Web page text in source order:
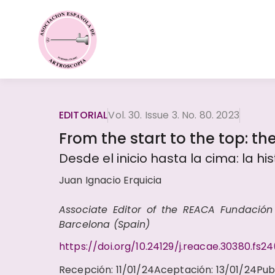
EDITORIALVol. 30. Issue 3. No. 80. 2023
From the start to the top:
Desde el inicio hasta la cima: la
Juan Ignacio Erquicia
Associate Editor of the REACA
Barcelona (Spain)
https://doi.org/10.24129/
Recepción: 11/01/24Aceptación: 13/01/24